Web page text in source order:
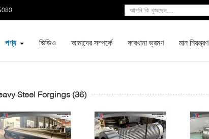
পণ্য ভিডিও আমাদের সম্পর্কে কারখানা ভ্রমণ মান নিয়ন্ত্রণ
Steel Forgings (36)